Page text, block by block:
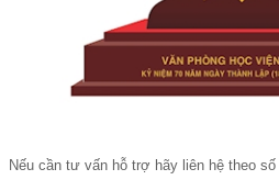
Nếu cần tư vấn hỗ trợ hãy liên hệ theo